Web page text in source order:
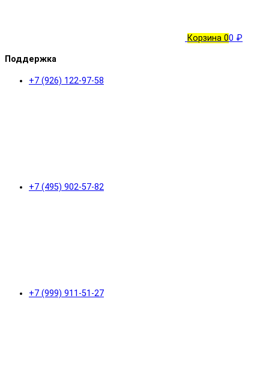
Корзина 00 ₽
Поддержка
+7 (926) 122-97-58
+7 (495) 902-57-82
+7 (999) 911-51-27